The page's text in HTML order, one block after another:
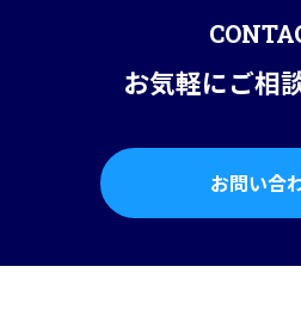
お気軽にご相
お問い合